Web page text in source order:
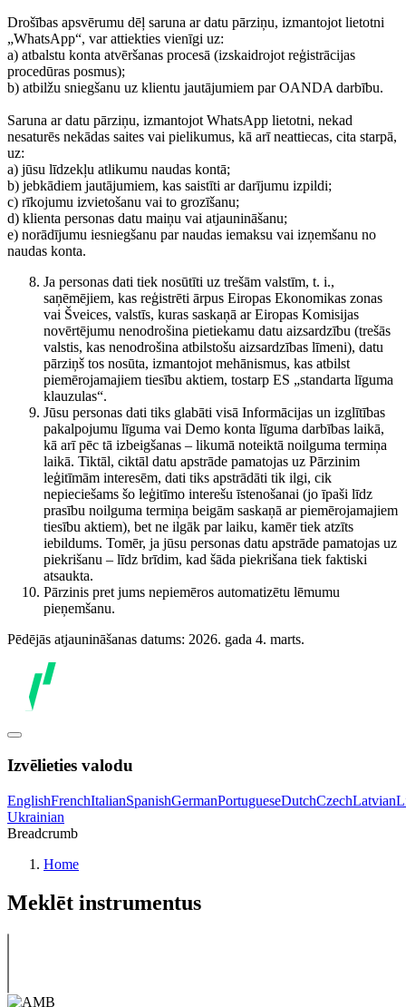
Drošības apsvērumu dēļ saruna ar datu pārziņu, izmantojot lietotni
„WhatsApp“, var attiekties vienīgi uz:
a) atbalstu konta atvēršanas procesā (izskaidrojot reģistrācijas
procedūras posmus);
b) atbilžu sniegšanu uz klientu jautājumiem par OANDA darbību.
Saruna ar datu pārziņu, izmantojot WhatsApp lietotni, nekad
nesaturēs nekādas saites vai pielikumus, kā arī neattiecas, cita starpā,
uz:
a) jūsu līdzekļu atlikumu naudas kontā;
b) jebkādiem jautājumiem, kas saistīti ar darījumu izpildi;
c) rīkojumu izvietošanu vai to grozīšanu;
d) klienta personas datu maiņu vai atjaunināšanu;
e) norādījumu iesniegšanu par naudas iemaksu vai izņemšanu no
naudas konta.
Ja personas dati tiek nosūtīti uz trešām valstīm, t. i.,
saņēmējiem, kas reģistrēti ārpus Eiropas Ekonomikas zonas
vai Šveices, valstīs, kuras saskaņā ar Eiropas Komisijas
novērtējumu nenodrošina pietiekamu datu aizsardzību (trešās
valstis, kas nenodrošina atbilstošu aizsardzības līmeni), datu
pārziņš tos nosūta, izmantojot mehānismus, kas atbilst
piemērojamajiem tiesību aktiem, tostarp ES „standarta līguma
klauzulas“.
Jūsu personas dati tiks glabāti visā Informācijas un izglītības
pakalpojumu līguma vai Demo konta līguma darbības laikā,
kā arī pēc tā izbeigšanas – likumā noteiktā noilguma termiņa
laikā. Tiktāl, ciktāl datu apstrāde pamatojas uz Pārzinim
leģitīmām interesēm, dati tiks apstrādāti tik ilgi, cik
nepieciešams šo leģitīmo interešu īstenošanai (jo īpaši līdz
prasību noilguma termiņa beigām saskaņā ar piemērojamajiem
tiesību aktiem), bet ne ilgāk par laiku, kamēr tiek atzīts
iebildums. Tomēr, ja jūsu personas datu apstrāde pamatojas uz
piekrišanu – līdz brīdim, kad šāda piekrišana tiek faktiski
atsaukta.
Pārzinis pret jums nepiemēros automatizētu lēmumu
pieņemšanu.
Pēdējās atjaunināšanas datums: 2026. gada 4. marts.
Izvēlieties valodu
EnglishFrenchItalianSpanishGermanPortugueseDutchCzechLatvian
Ukrainian
Breadcrumb
Home
Meklēt instrumentus